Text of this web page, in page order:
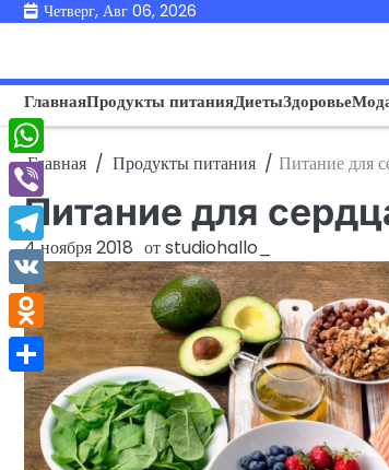
ПерейтиЧетверг, Авг 06, 2026
ГлавнаяПродукты питанияДиетыЗдоровье
Главная Продукты питания Питание для
Питание для
4 ноября 2018 отstudiohallo_
WhatsApp
Viber
Telegram
VK
Odnoklassniki
Отправить